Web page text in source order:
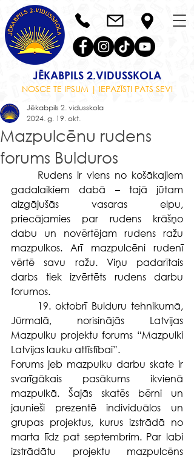
JĒKABPILS 2.VIDUSSKOLA
NOSCE TE IPSUM | IEPAZĪSTI PATS SEVI
Mazpulcēnu rudens
forums Bulduros
Jēkabpils 2. vidusskola
2024. g. 19. okt.
gadalaikiem dabā – tajā jūtam
aizgājušās vasaras elpu,
priecājamies par rudens krāšņo
dabu un novērtējam rudens ražu
mazpulkos. Arī mazpulcēni rudenī
vērtē savu ražu. Viņu padarītais
darbs tiek izvērtēts rudens darbu
forumos.
Jūrmalā, norisinājās Latvijas
Mazpulku projektu forums “Mazpulki
Latvijas lauku attīstībai”.
Forums jeb mazpulku darbu skate ir
svarīgākais pasākums ikvienā
mazpulkā. Šajās skatēs bērni un
jaunieši prezentē individuālos un
grupas projektus, kurus izstrādā no
marta līdz pat septembrim. Par labi
izstrādātu projektu mazpulcēns